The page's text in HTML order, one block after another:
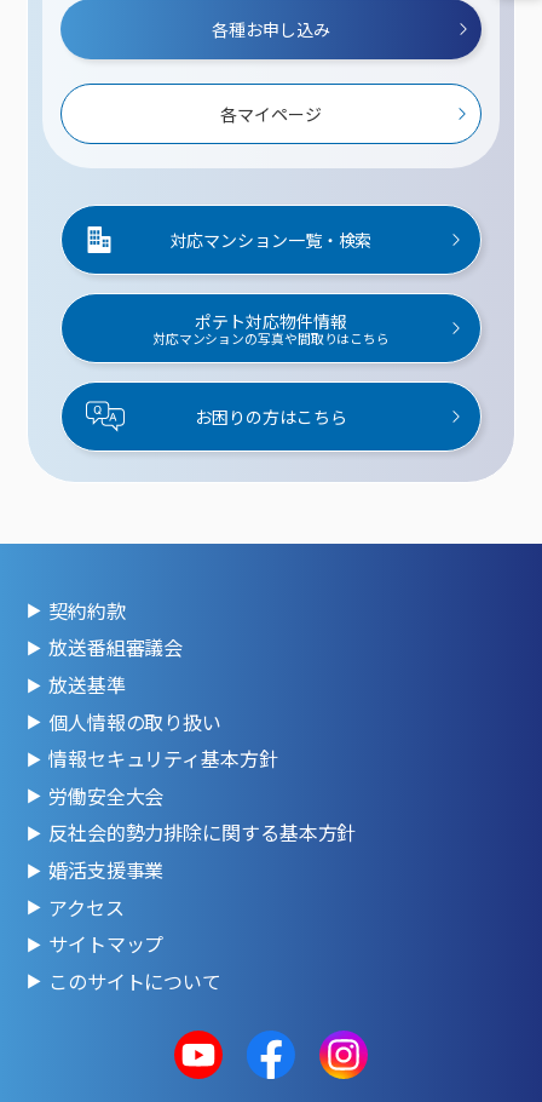
各種お申し込み
各マイページ
対応マンション一覧・検索
ポテト対応物件情報
対応マンションの写真や間取りはこちら
お困りの方はこちら
契約約款
放送番組審議会
放送基準
個人情報の取り扱い
情報セキュリティ基本方針
労働安全大会
反社会的勢力排除に関する基本方針
婚活支援事業
アクセス
サイトマップ
このサイトについて